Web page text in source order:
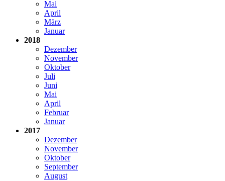
Mai
April
März
Januar
2018
Dezember
November
Oktober
Juli
Juni
Mai
April
Februar
Januar
2017
Dezember
November
Oktober
September
August